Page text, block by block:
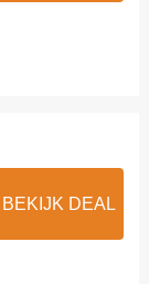
BEKIJK DEAL